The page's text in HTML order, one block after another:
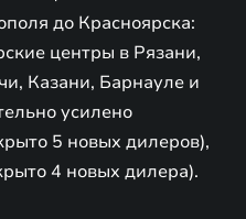
до Красноярска:
центры в Рязани,
Казани, Барнауле и
усилено
5 новых дилеров),
4 новых дилера).